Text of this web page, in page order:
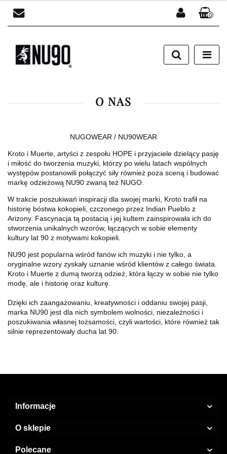
Zarejestruj się
0
O NAS
NUGOWEAR / NU90WEAR
Kroto i Muerte, artyści z zespołu HOPE i przyjaciele dzielący pasję
i miłość do tworzenia muzyki, którzy po wielu latach wspólnych
występów postanowili połączyć siły również poza sceną i budować
markę odzieżową NU90 zwaną też NUGO.
W trakcie poszukiwań inspiracji dla swojej marki, Kroto trafił na
historię bóstwa kokopieli, czczonego przez Indian Pueblo z
Arizony. Fascynacja tą postacią i jej kultem zainspirowała ich do
stworzenia unikalnych wzorów, łączących w sobie elementy
kultury lat 90 z motywami kokopieli.
NU90 jest popularna wśród fanów ich muzyki i nie tylko, a
oryginalne wzory zyskały uznanie wśród klientów z całego świata.
Kroto i Muerte z dumą tworzą odzież, która łączy w sobie nie tylko
modę, ale i historię oraz kulturę.
Dzięki ich zaangażowaniu, kreatywności i oddaniu swojej pasji,
marka NU90 jest dla nich symbolem wolności, niezależności i
poszukiwania własnej tożsamości, czyli wartości, które również tak
silnie reprezentowały ducha lat 90.
Informacje
O sklepie
Polecane